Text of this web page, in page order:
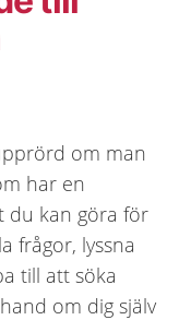
om man
har en
du kan göra för
frågor, lyssna
till att söka
om dig själv